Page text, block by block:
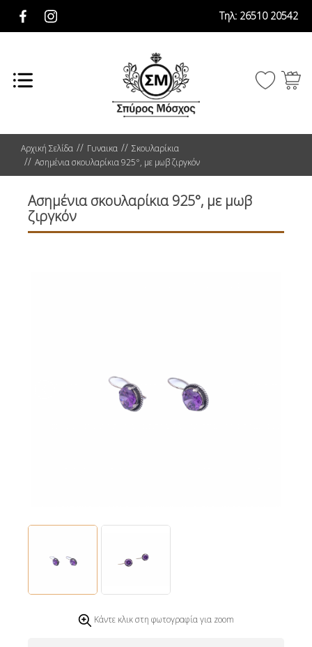
Τηλ: 26510 20542
Αρχική Σελίδα Γυναικα
Σκουλαρίκια
Ασημένια σκουλαρίκια 925°, με μωβ ζιργκόν
Ασημένια σκουλαρίκια 925°, με μωβ
ζιργκόν
Κάντε κλικ στη φωτογραφία για zoom